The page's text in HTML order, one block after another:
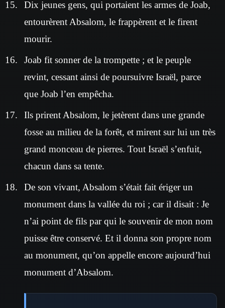
Dix jeunes gens, qui portaient les armes de Joab,
entourèrent Absalom, le frappèrent et le firent
mourir.
Joab fit sonner de la trompette ; et le peuple
revint, cessant ainsi de poursuivre Israël, parce
que Joab l’en empêcha.
Ils prirent Absalom, le jetèrent dans une grande
fosse au milieu de la forêt, et mirent sur lui un très
grand monceau de pierres. Tout Israël s’enfuit,
chacun dans sa tente.
De son vivant, Absalom s’était fait ériger un
monument dans la vallée du roi ; car il disait : Je
n’ai point de fils par qui le souvenir de mon nom
puisse être conservé. Et il donna son propre nom
au monument, qu’on appelle encore aujourd’hui
monument d’Absalom.